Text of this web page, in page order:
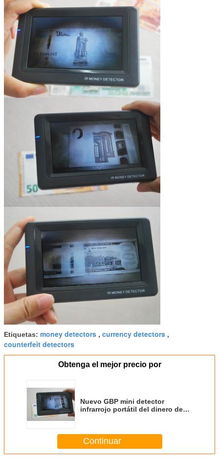
Etiquetas: money detectors , currency detectors ,
counterfeit detectors
Obtenga el mejor precio por
Nuevo GBP mini detector
infrarrojo portátil del dinero de
Continuar